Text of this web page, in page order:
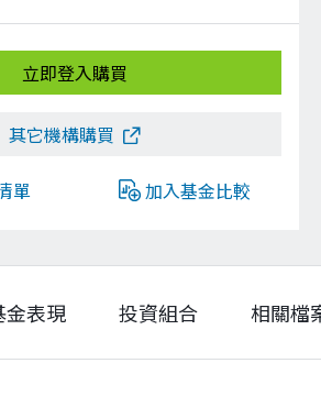
立即登入購買
其它機構購買
單 加入基金比較
金表現 投資組合 相關檔